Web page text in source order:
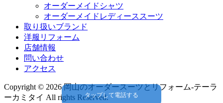
タップして電話する
オーダーメイドシャツ
オーダーメイドレディーススーツ
取り扱いブランド
洋服リフォーム
店舗情報
問い合わせ
アクセス
Copyright © 2026 岡山のオーダースーツとリフォーム-テーラ
ーカミタイ All rights Reserved.